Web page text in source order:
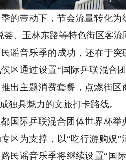
带动下，节会流量转化为
荟、玉林东路等特色街区客流
音乐季的成功，还在于突
区通过设置“国际乒联混合
出主题消费套餐，点燃街
独具魅力的文旅打卡路线。
际乒联混合团体世界杯举
区为支撑，以“吃行游购娱
民谣音乐季将继续设置“国